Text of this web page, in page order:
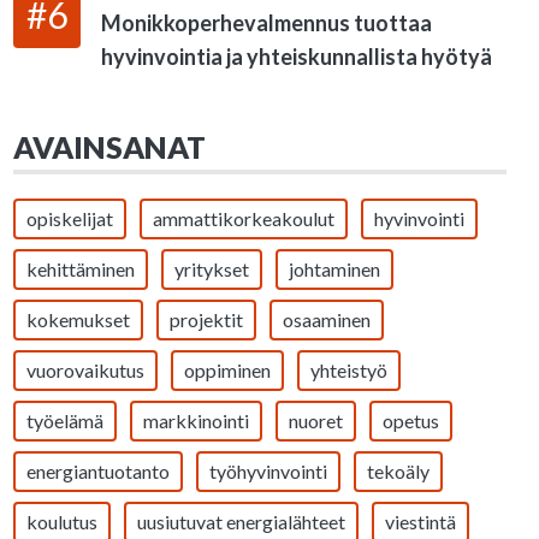
#6
Monikkoperhevalmennus tuottaa
hyvinvointia ja yhteiskunnallista hyötyä
AVAINSANAT
opiskelijat ammattikorkeakoulut hyvinvointi
kehittäminen yritykset johtaminen
kokemukset projektit osaaminen
vuorovaikutus oppiminen yhteistyö
työelämä markkinointi nuoret opetus
energiantuotanto työhyvinvointi tekoäly
koulutus uusiutuvat energialähteet viestintä